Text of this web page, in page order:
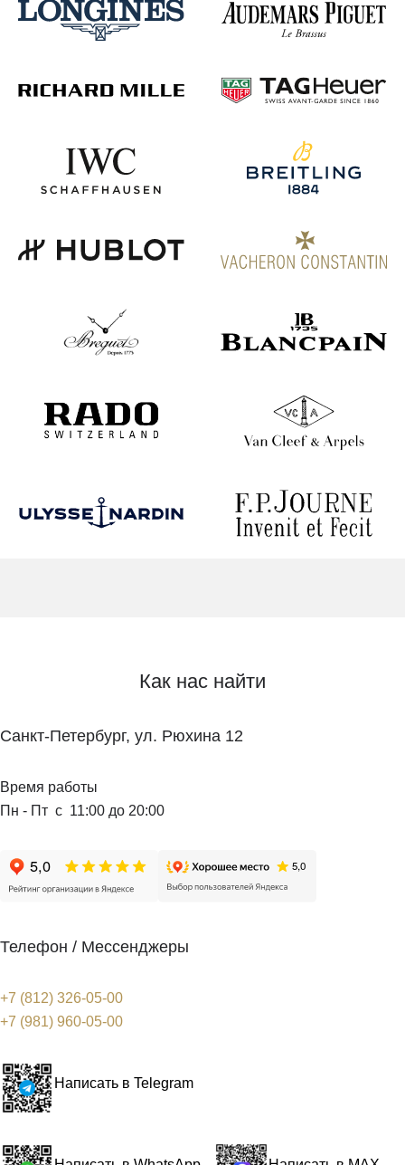
Как нас найти
Телефон / Мессенджеры
+7 (812) 326-05-00
+7 (981) 960-05-00
Написать в Telegram
Санкт-Петербург, ул. Рюхина 12
Время работы
Пн - Пт с 11:00 до 20:00